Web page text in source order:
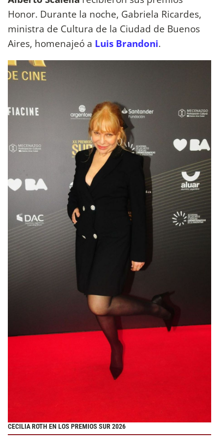
Honor. Durante la noche, Gabriela Ricardes,
ministra de Cultura de la Ciudad de Buenos
Aires, homenajeó a Luis Brandoni.
CECILIA ROTH EN LOS PREMIOS SUR 2026